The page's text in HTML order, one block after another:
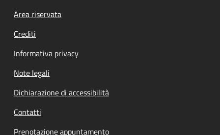
Footer menu
Area riservata
Crediti
Informativa privacy
Note legali
Dichiarazione di accessibilità
Contatti
Prenotazione appuntamento